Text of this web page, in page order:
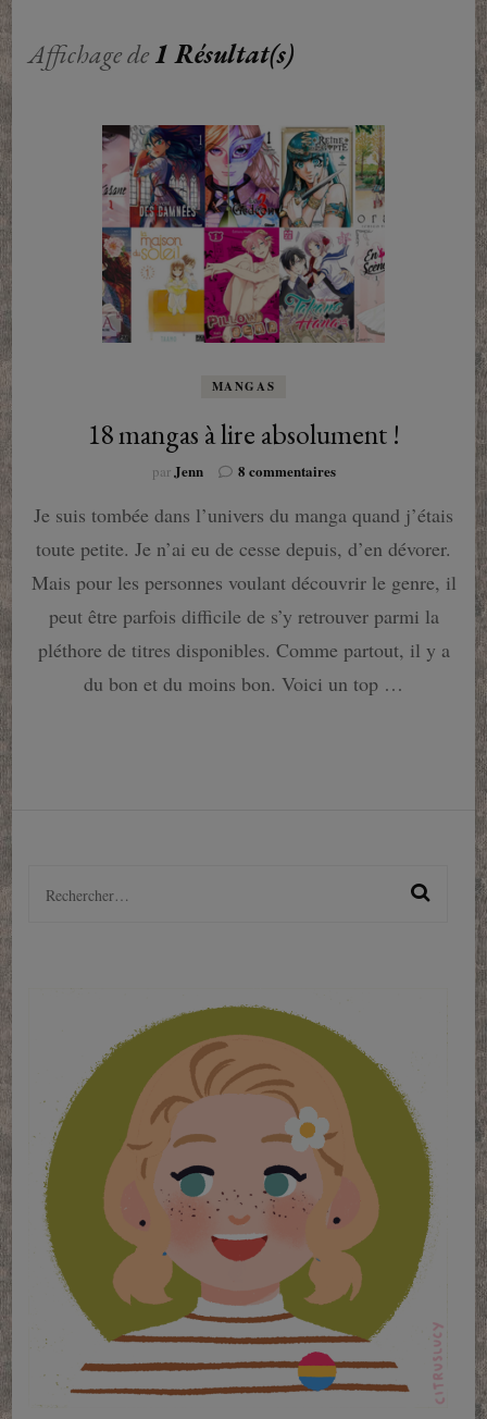
Affichage de1 Résultat(s)
MANGAS
18 mangas à lire absolument !
parJenn 8 commentairessur
mangas
lire
absolument
Je suis tombée dans l’univers du manga quand j’étais
toute petite. Je n’ai eu de cesse depuis, d’en dévorer.
Mais pour les personnes voulant découvrir le genre, il
peut être parfois difficile de s’y retrouver parmi la
pléthore de titres disponibles. Comme partout, il y a
du bon et du moins bon. Voici un top …
Rechercher :